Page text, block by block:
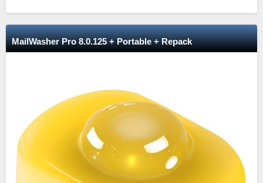
MailWasher Pro 8.0.125 + Portable + Repack